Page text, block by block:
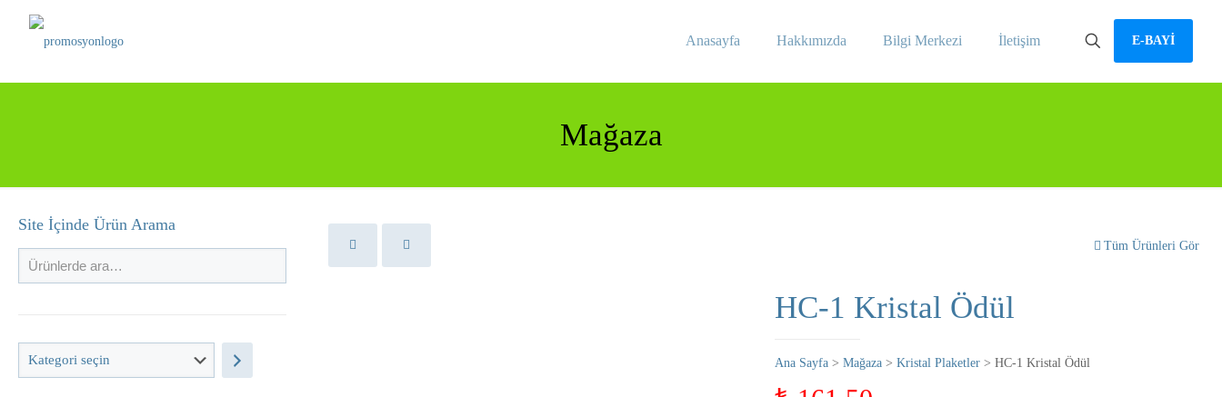
Anasayfa Hakkımızda Bilgi Merkezi İletişim E-BAYİ
Mağaza
Tüm Ürünleri Gör
HC-1 Kristal Ödül
Ana Sayfa > Mağaza > Kristal Plaketler > HC-1 Kristal Ödül
Site İçinde Ürün Arama
Kategori